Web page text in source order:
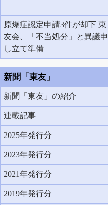
原爆症認定申請3件が却下 東
友会、「不当処分」と異議申
し立て準備
新聞「東友」
新聞「東友」の紹介
連載記事
2025年発行分
2023年発行分
2021年発行分
2019年発行分